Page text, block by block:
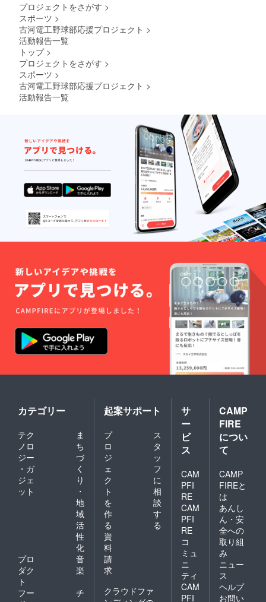
プロジェクトをさがす >
スポーツ >
古河電工野球部応援プロジェクト >
活動報告一覧
トップ >
プロジェクトをさがす >
スポーツ >
古河電工野球部応援プロジェクト >
活動報告一覧
カテゴリー
テク
ノロ
ジー
・ガ
ジェ
ット
ま
ち
づ
く
り
・
地
域
活
性
化
プロ
ダク
ト
音
楽
フー
チ
起案サポート
プ
ロ
ジ
ェ
ク
ト
を
作
る
ス
タ
ッ
フ
に
相
談
す
る
資
料
請
求
クラウドファ
サ
ー
ビ
ス
CAM
PFI
RE
CAM
PFI
RE
コ
ミュ
ニ
ティ
CAM
PFI
CAMP
FIRE
につい
て
CAMP
FIREと
は
あんし
ん・安
全への
取り組
み
ニュー
ス
ヘルプ
お問い